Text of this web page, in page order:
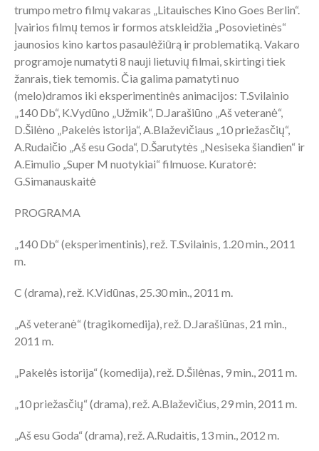
trumpo metro filmų vakaras „Litauisches Kino Goes Berlin“.
Įvairios filmų temos ir formos atskleidžia „Posovietinės“
jaunosios kino kartos pasaulėžiūrą ir problematiką. Vakaro
programoje numatyti 8 nauji lietuvių filmai, skirtingi tiek
žanrais, tiek temomis. Čia galima pamatyti nuo
(melo)dramos iki eksperimentinės animacijos: T.Svilainio
„140 Db“, K.Vydūno „Užmik“, D.Jarašiūno „Aš veteranė“,
D.Šilėno „Pakelės istorija“, A.Blaževičiaus „10 priežasčių“,
A.Rudaičio „Aš esu Goda“, D.Šarutytės „Nesiseka šiandien“ ir
A.Eimulio „Super M nuotykiai“ filmuose. Kuratorė:
G.Simanauskaitė
PROGRAMA
„140 Db“ (eksperimentinis), rež. T.Svilainis, 1.20 min., 2011
m.
C (drama), rež. K.Vidūnas, 25.30 min., 2011 m.
„Aš veteranė“ (tragikomedija), rež. D.Jarašiūnas, 21 min.,
2011 m.
„Pakelės istorija“ (komedija), rež. D.Šilėnas, 9 min., 2011 m.
„10 priežasčių“ (drama), rež. A.Blaževičius, 29 min, 2011 m.
„Aš esu Goda“ (drama), rež. A.Rudaitis, 13 min., 2012 m.